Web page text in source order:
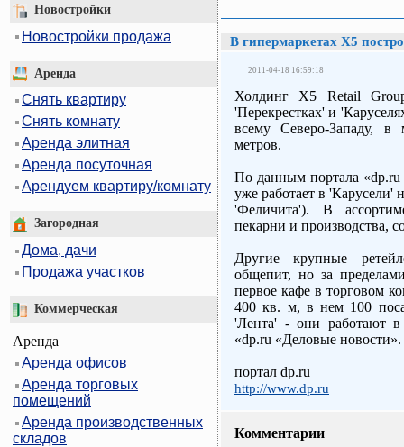
Новостройки
Новостройки продажа
Аренда
Снять квартиру
Снять комнату
Аренда элитная
Аренда посуточная
Арендуем квартиру/комнату
Загородная
Дома, дачи
Продажа участков
Коммерческая
Аренда
Аренда офисов
Аренда торговых
помещений
Аренда производственных
складов
В гипермаркетах X5
2011-04-18 16:59:18
Холдинг X5 Retail
'Перекрестках' и
всему Северо-Западу,
метров.
По данным портала «dp.ru
уже работает в
'Феличита'). В
пекарни и производства,
Другие крупные
общепит, но за
первое кафе в торговом
400 кв. м, в нем 100
'Лента' - они работают в
«dp.ru «Деловые новости».
портал dp.ru
http://www.dp.ru
Комментарии